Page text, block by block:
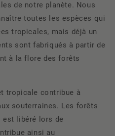
de notre planète. Nous
toutes les espèces qui
tropicales, mais déjà un
sont fabriqués à partir de
à la flore des forêts
tropicale contribue à
souterraines. Les forêts
est libéré lors de
ainsi au